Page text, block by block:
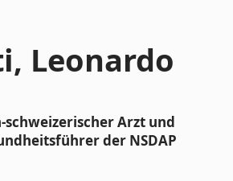
Leonardo
Arzt und
der NSDAP